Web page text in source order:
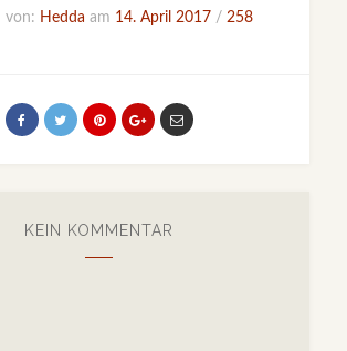
von: Hedda am 14. April 2017 / 258
KEIN KOMMENTAR